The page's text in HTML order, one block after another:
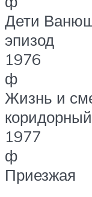
Дети
эпизод
1976
ф
Жизнь и
1977
ф
Приезжая